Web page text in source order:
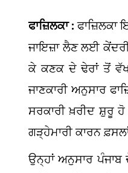
ਫਾਜ਼ਿਲਕਾ :ਫਾਜ਼ਿਲਕਾ
ਜਾਇਜ਼ਾ ਲੈਣ ਲਈ
ਕੇ ਕਣਕ ਦੇ ਢੇਰਾਂ ਤੋਂ
ਜਾਣਕਾਰੀ ਅਨੁਸਾਰ
ਸਰਕਾਰੀ ਖ਼ਰੀਦ ਸ਼ੁਰੂ
ਗੜ੍ਹੇਮਾਰੀ ਕਾਰਨ
ਉਨ੍ਹਾਂ ਅਨੁਸਾਰ